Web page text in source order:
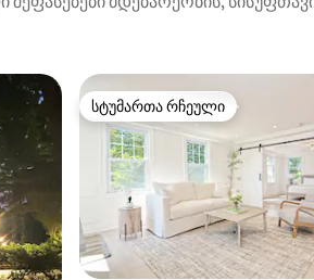
სტუმართა რჩეული
სტუმართა რჩეული